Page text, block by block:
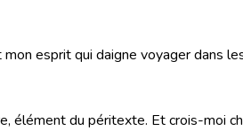
esprit qui daigne voyager dans
élément du péritexte. Et crois-moi